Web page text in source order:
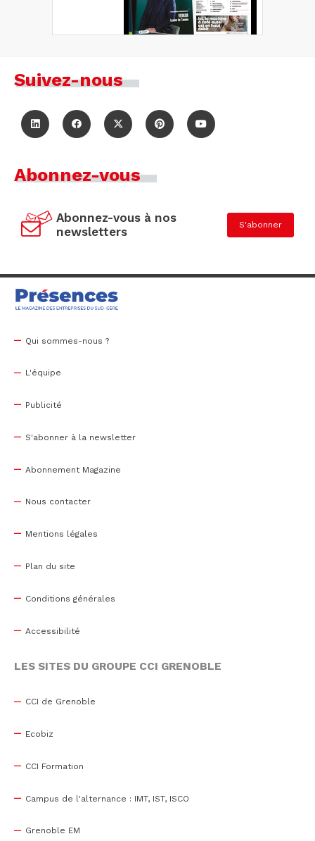
Suivez-nous
Abonnez-vous
Abonnez-vous à nos
newsletters
S'abonner
Qui sommes-nous ?
L'équipe
Publicité
S'abonner à la newsletter
Abonnement Magazine
Nous contacter
Mentions légales
Plan du site
Conditions générales
Accessibilité
LES SITES DU GROUPE CCI GRENOBLE
CCI de Grenoble
Ecobiz
CCI Formation
Campus de l'alternance : IMT, IST, ISCO
Grenoble EM